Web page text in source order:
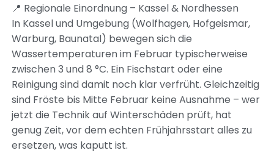
📍 Regionale Einordnung – Kassel & Nordhessen
In Kassel und Umgebung (Wolfhagen, Hofgeismar,
Warburg, Baunatal) bewegen sich die
Wassertemperaturen im Februar typischerweise
zwischen 3 und 8 °C. Ein Fischstart oder eine
Reinigung sind damit noch klar verfrüht. Gleichzeitig
sind Fröste bis Mitte Februar keine Ausnahme – wer
jetzt die Technik auf Winterschäden prüft, hat
genug Zeit, vor dem echten Frühjahrsstart alles zu
ersetzen, was kaputt ist.